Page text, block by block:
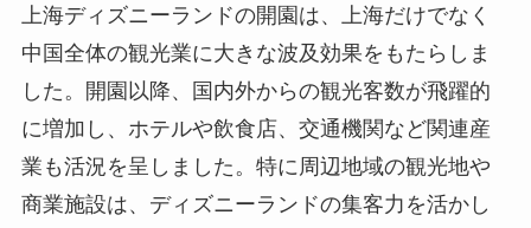
上海ディズニーランドの開園は、上海だけでなく
中国全体の観光業に大きな波及効果をもたらしま
した。開園以降、国内外からの観光客数が飛躍的
に増加し、ホテルや飲食店、交通機関など関連産
業も活況を呈しました。特に周辺地域の観光地や
商業施設は、ディズニーランドの集客力を活かし